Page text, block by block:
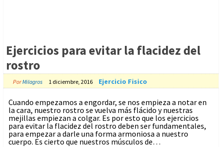
Ejercicios para evitar la flacidez del
rostro
PorMilagros 1 diciembre, 2016 Ejercicio Fisico
Cuando empezamos a engordar, se nos empieza a notar en
la cara, nuestro rostro se vuelva más flácido y nuestras
mejillas empiezan a colgar. Es por esto que los ejercicios
para evitar la flacidez del rostro deben ser fundamentales,
para empezar a darle una forma armoniosa a nuestro
cuerpo. Es cierto que nuestros músculos de…